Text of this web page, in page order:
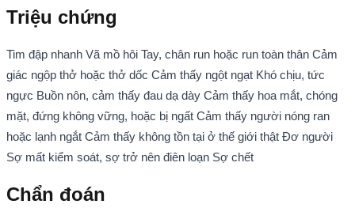
Triệu chứng
Tim đập nhanh Vã mồ hôi Tay, chân run hoặc run toàn thân Cảm
giác ngộp thở hoặc thở dốc Cảm thấy ngột ngạt Khó chịu, tức
ngực Buồn nôn, cảm thấy đau dạ dày Cảm thấy hoa mắt, chóng
mặt, đứng không vững, hoặc bị ngất Cảm thấy người nóng ran
hoặc lạnh ngắt Cảm thấy không tồn tại ở thế giới thật Đơ người
Sợ mất kiểm soát, sợ trở nên điên loạn Sợ chết
Chẩn đoán